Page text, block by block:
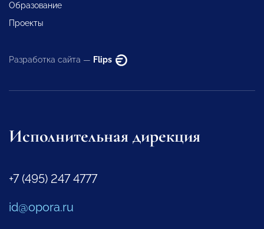
Образование
Проекты
Разработка сайта — Flips
Исполнительная дирекция
+7 (495) 247 4777
id@opora.ru